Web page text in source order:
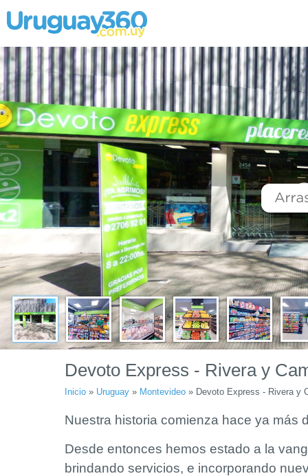
Devoto Express - Rivera y
Inicio » Uruguay » Montevideo » Devoto Express - Rivera y
Nuestra historia comienza hace ya más
Desde entonces hemos estado a la
brindando servicios, e incorporando